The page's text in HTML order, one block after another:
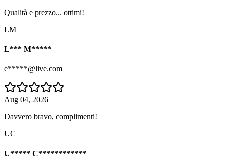
Qualità e prezzo... ottimi!
LM
L*** M*****
e*****@live.com
Aug 04, 2026
Davvero bravo, complimenti!
UC
U***** C************